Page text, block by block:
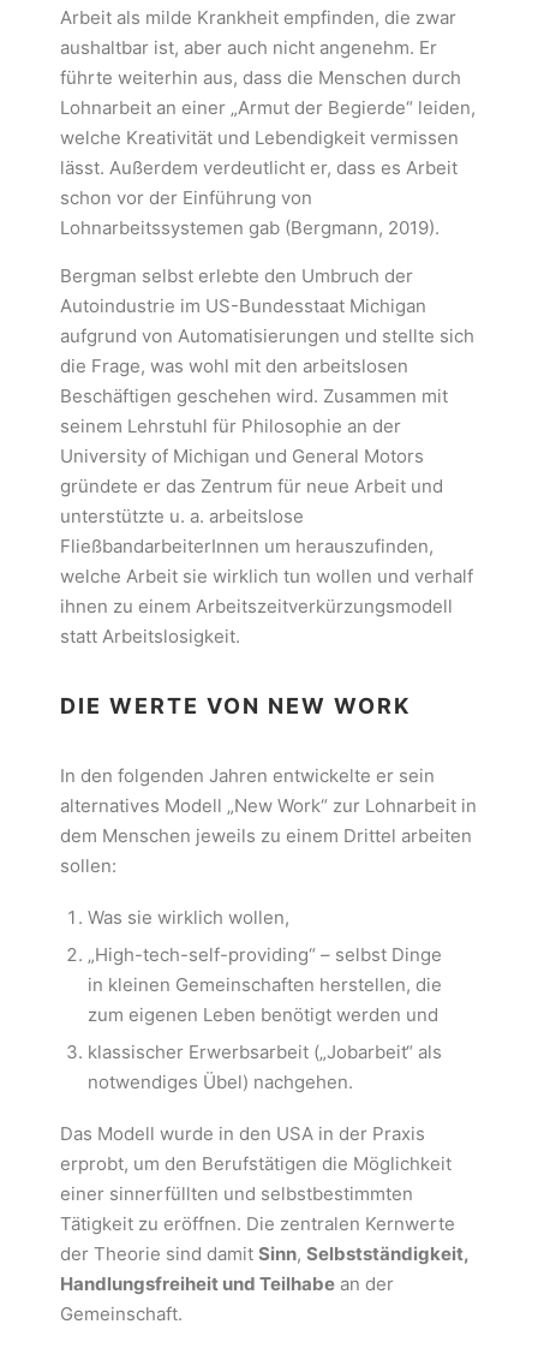
Arbeit als milde Krankheit empfinden, die zwar
aushaltbar ist, aber auch nicht angenehm. Er
führte weiterhin aus, dass die Menschen durch
Lohnarbeit an einer „Armut der Begierde“ leiden,
welche Kreativität und Lebendigkeit vermissen
lässt. Außerdem verdeutlicht er, dass es Arbeit
schon vor der Einführung von
Lohnarbeitssystemen gab (Bergmann, 2019).
Bergman selbst erlebte den Umbruch der
Autoindustrie im US-Bundesstaat Michigan
aufgrund von Automatisierungen und stellte sich
die Frage, was wohl mit den arbeitslosen
Beschäftigen geschehen wird. Zusammen mit
seinem Lehrstuhl für Philosophie an der
University of Michigan und General Motors
gründete er das Zentrum für neue Arbeit und
unterstützte u. a. arbeitslose
FließbandarbeiterInnen um herauszufinden,
welche Arbeit sie wirklich tun wollen und verhalf
ihnen zu einem Arbeitszeitverkürzungsmodell
statt Arbeitslosigkeit.
DIE WERTE VON NEW WORK
In den folgenden Jahren entwickelte er sein
alternatives Modell „New Work“ zur Lohnarbeit in
dem Menschen jeweils zu einem Drittel arbeiten
sollen:
Was sie wirklich wollen,
„High-tech-self-providing“ – selbst Dinge
in kleinen Gemeinschaften herstellen, die
zum eigenen Leben benötigt werden und
klassischer Erwerbsarbeit („Jobarbeit“ als
notwendiges Übel) nachgehen.
Das Modell wurde in den USA in der Praxis
erprobt, um den Berufstätigen die Möglichkeit
einer sinnerfüllten und selbstbestimmten
Tätigkeit zu eröffnen. Die zentralen Kernwerte
der Theorie sind damit Sinn, Selbstständigkeit,
Handlungsfreiheit und Teilhabe an der
Gemeinschaft.